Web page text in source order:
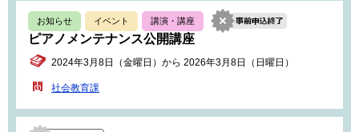
お知らせ イベント 講演・講座
ピアノメンテナンス公開講座
2024年3月8日（金曜日）から 2026年3月8日（日曜日）
社会教育課